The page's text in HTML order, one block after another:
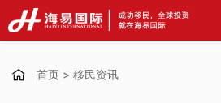
首页 > 移民资讯